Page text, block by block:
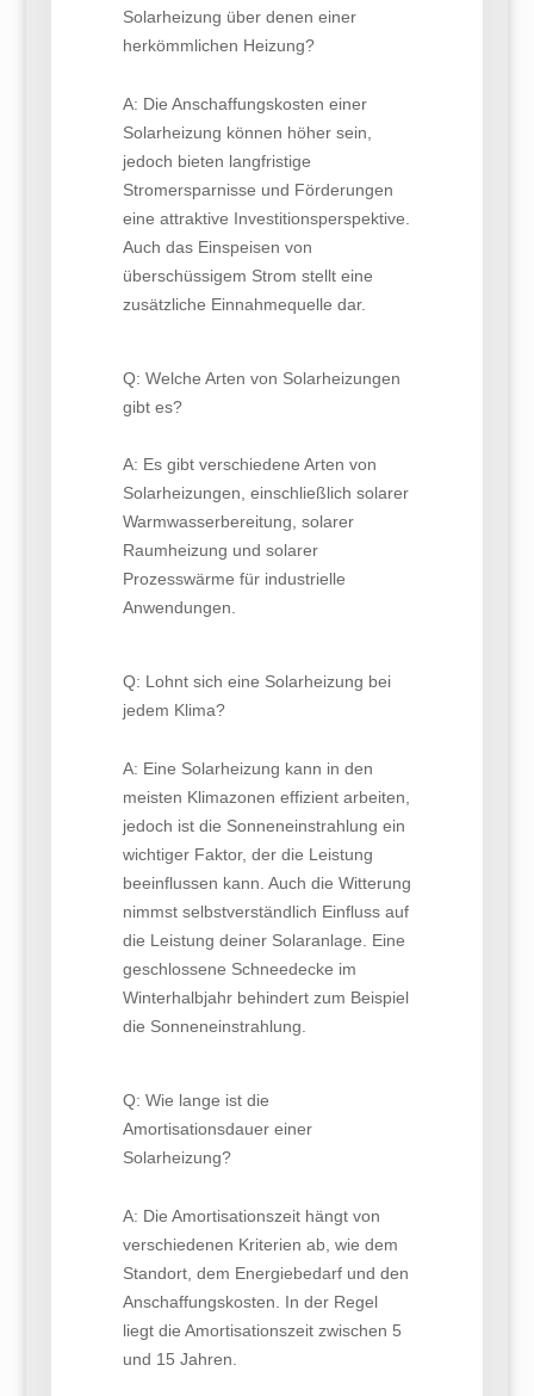
Solarheizung über denen einer
herkömmlichen Heizung?
A: Die Anschaffungskosten einer
Solarheizung können höher sein,
jedoch bieten langfristige
Stromersparnisse und Förderungen
eine attraktive Investitionsperspektive.
Auch das Einspeisen von
überschüssigem Strom stellt eine
zusätzliche Einnahmequelle dar.
Q: Welche Arten von Solarheizungen
gibt es?
A: Es gibt verschiedene Arten von
Solarheizungen, einschließlich solarer
Warmwasserbereitung, solarer
Raumheizung und solarer
Prozesswärme für industrielle
Anwendungen.
Q: Lohnt sich eine Solarheizung bei
jedem Klima?
A: Eine Solarheizung kann in den
meisten Klimazonen effizient arbeiten,
jedoch ist die Sonneneinstrahlung ein
wichtiger Faktor, der die Leistung
beeinflussen kann. Auch die Witterung
nimmst selbstverständlich Einfluss auf
die Leistung deiner Solaranlage. Eine
geschlossene Schneedecke im
Winterhalbjahr behindert zum Beispiel
die Sonneneinstrahlung.
Q: Wie lange ist die
Amortisationsdauer einer
Solarheizung?
A: Die Amortisationszeit hängt von
verschiedenen Kriterien ab, wie dem
Standort, dem Energiebedarf und den
Anschaffungskosten. In der Regel
liegt die Amortisationszeit zwischen 5
und 15 Jahren.